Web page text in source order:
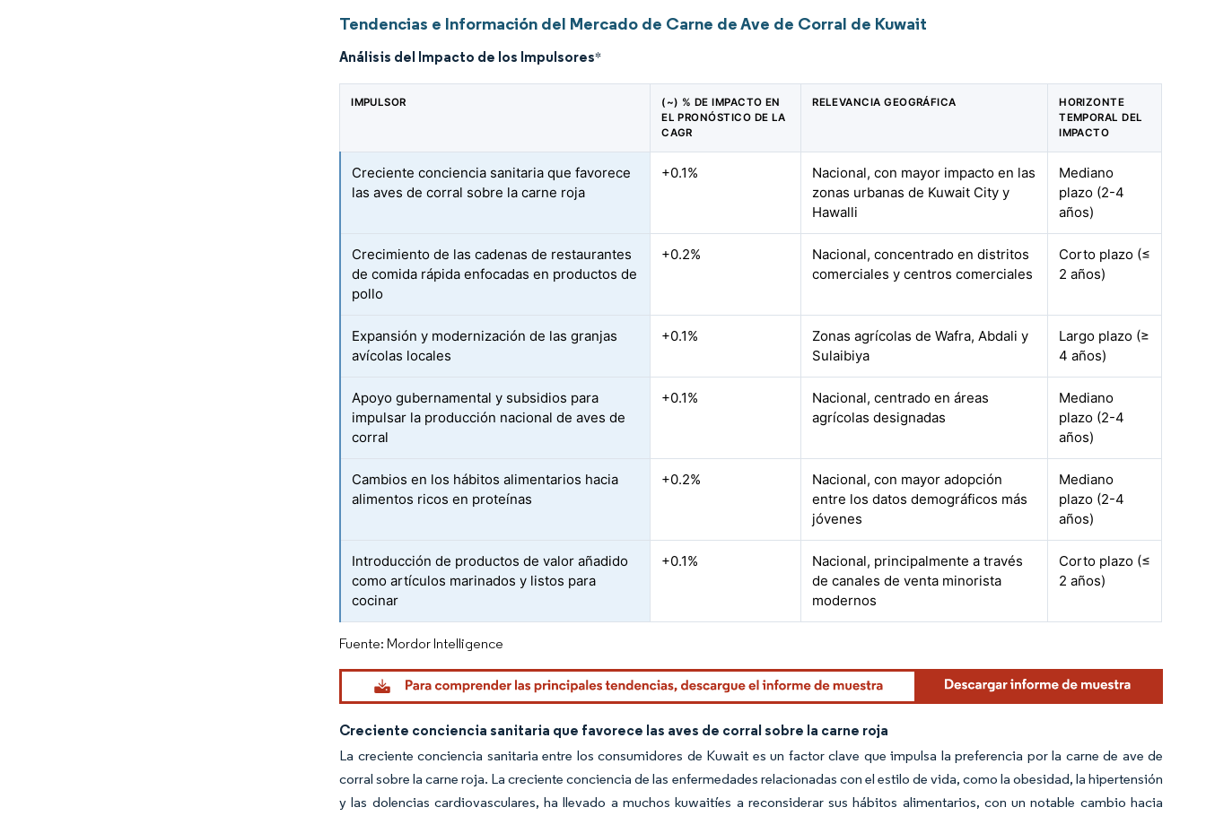
Tendencias e Información del Mercado de Carne de Ave de Corral de Kuwait
Análisis del Impacto de los Impulsores*
IMPULSOR
(~) % DE IMPACTO EN
EL PRONÓSTICO DE LA
CAGR
RELEVANCIA GEOGRÁFICA
HORIZONTE
TEMPORAL DEL
IMPACTO
Creciente conciencia sanitaria que favorece
las aves de corral sobre la carne roja
+0.1%
Nacional, con mayor impacto en las
zonas urbanas de Kuwait City y
Hawalli
Mediano
plazo (2-4
años)
Crecimiento de las cadenas de restaurantes
de comida rápida enfocadas en productos de
pollo
+0.2%
Nacional, concentrado en distritos
comerciales y centros comerciales
Corto plazo (≤
2 años)
Expansión y modernización de las granjas
avícolas locales
+0.1%
Zonas agrícolas de Wafra, Abdali y
Sulaibiya
Largo plazo (≥
4 años)
Apoyo gubernamental y subsidios para
impulsar la producción nacional de aves de
corral
+0.1%
Nacional, centrado en áreas
agrícolas designadas
Mediano
plazo (2-4
años)
Cambios en los hábitos alimentarios hacia
alimentos ricos en proteínas
+0.2%
Nacional, con mayor adopción
entre los datos demográficos más
jóvenes
Mediano
plazo (2-4
años)
Introducción de productos de valor añadido
como artículos marinados y listos para
cocinar
+0.1%
Nacional, principalmente a través
de canales de venta minorista
modernos
Corto plazo (≤
2 años)
Fuente: Mordor Intelligence
Creciente conciencia sanitaria que favorece las aves de corral sobre la carne roja
La creciente conciencia sanitaria entre los consumidores de Kuwait es un factor clave que impulsa la preferencia por la carne de ave de
corral sobre la carne roja. La creciente conciencia de las enfermedades relacionadas con el estilo de vida, como la obesidad, la hipertensión
y las dolencias cardiovasculares, ha llevado a muchos kuwaití­es a reconsiderar sus hábitos alimentarios, con un notable cambio hacia